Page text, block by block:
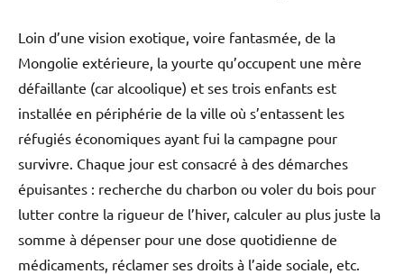
Loin d’une vision exotique, voire fantasmée, de la
Mongolie extérieure, la yourte qu’occupent une mère
défaillante (car alcoolique) et ses trois enfants est
installée en périphérie de la ville où s’entassent les
réfugiés économiques ayant fui la campagne pour
survivre. Chaque jour est consacré à des démarches
épuisantes : recherche du charbon ou voler du bois pour
lutter contre la rigueur de l’hiver, calculer au plus juste la
somme à dépenser pour une dose quotidienne de
médicaments, réclamer ses droits à l’aide sociale, etc.